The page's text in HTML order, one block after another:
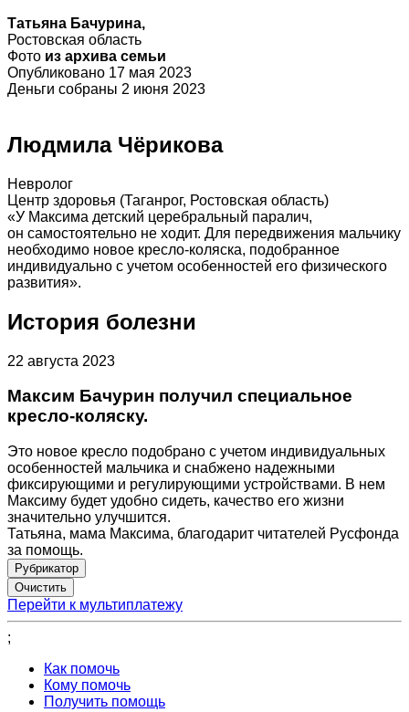
Татьяна Бачурина,
Ростовская область
Фото из архива семьи
Опубликовано 17 мая 2023
Деньги собраны 2 июня 2023
Людмила Чёрикова
Невролог
Центр здоровья (Таганрог, Ростовская область)
«У Максима детский церебральный паралич,
он самостоятельно не ходит. Для передвижения мальчику
необходимо новое кресло-коляска, подобранное
индивидуально с учетом особенностей его физического
развития».
История болезни
22 августа 2023
Максим Бачурин получил специальное
кресло-коляску.
Это новое кресло подобрано с учетом индивидуальных
особенностей мальчика и снабжено надежными
фиксирующими и регулирующими устройствами. В нем
Максиму будет удобно сидеть, качество его жизни
значительно улучшится.
Татьяна, мама Максима, благодарит читателей Русфонда
за помощь.
Рубрикатор
Перейти к мультиплатежу
;
Как помочь
Кому помочь
Получить помощь